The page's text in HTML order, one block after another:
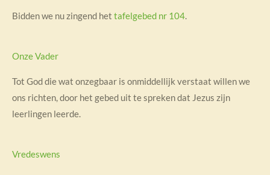
Bidden we nu zingend het tafelgebed nr 104.
Onze Vader
Tot God die wat onzegbaar is onmiddellijk verstaat willen we
ons richten, door het gebed uit te spreken dat Jezus zijn
leerlingen leerde.
Vredeswens